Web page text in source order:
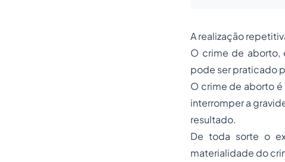
A realização
O crime de aborto,
pode ser praticado
O crime de aborto
interromper a
resultado.
De toda sorte o
materialidade do